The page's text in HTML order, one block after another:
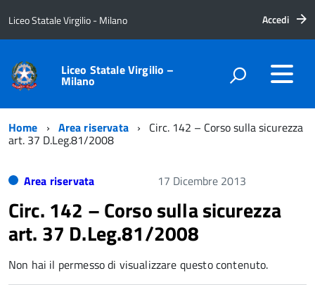
Liceo Statale Virgilio - Milano Accedi
Liceo Statale Virgilio –
Milano
Home Area riservata Circ. 142 – Corso sulla sicurezza
art. 37 D.Leg.81/2008
Area riservata 17 Dicembre 2013
Circ. 142 – Corso sulla sicurezza
art. 37 D.Leg.81/2008
Non hai il permesso di visualizzare questo contenuto.